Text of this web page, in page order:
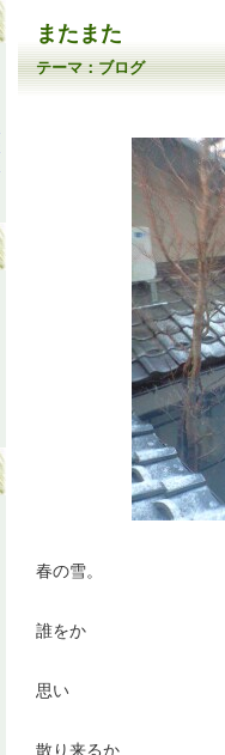
またまた
テーマ：ブログ
春の雪。
誰をか
思い
散り来るか